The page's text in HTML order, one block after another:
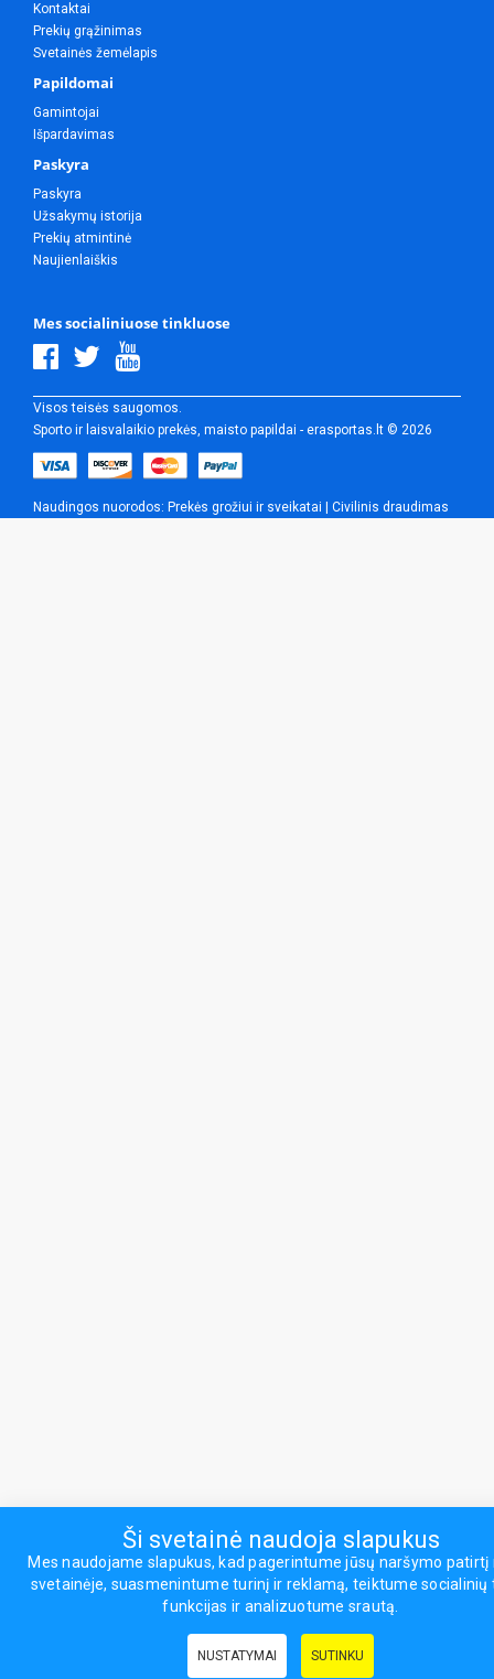
Kontaktai
Prekių grąžinimas
Svetainės žemėlapis
Papildomai
Gamintojai
Išpardavimas
Paskyra
Paskyra
Užsakymų istorija
Prekių atmintinė
Naujienlaiškis
Mes socialiniuose tinkluose
Visos teisės saugomos.
Sporto ir laisvalaikio prekės, maisto papildai - erasportas.lt © 2026
Naudingos nuorodos: Prekės grožiui ir sveikatai Civilinis draudimas
Ši svetainė naudoja slapukus
Mes naudojame slapukus, kad pagerintume jūsų naršymo patirtį
svetainėje, suasmenintume turinį ir reklamą, teiktume socialinių
funkcijas ir analizuotume srautą.
NUSTATYMAI SUTINKU